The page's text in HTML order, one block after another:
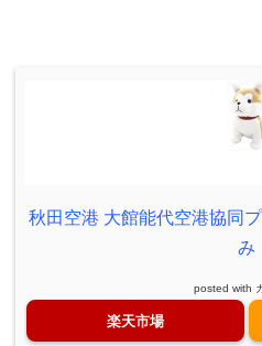
秋田空港 大館能代空港協同
み
posted with
楽天市場